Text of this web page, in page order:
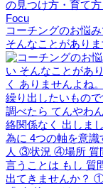
コーチングのお悩
そんなことがあり